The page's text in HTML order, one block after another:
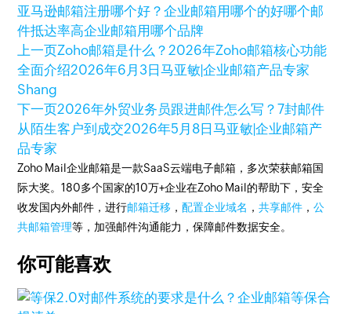
亚马逊邮箱注册哪个好？企业邮箱用哪个的好哪个邮
件抵达率高企业邮箱用哪个品牌
上一页Zoho邮箱是什么？2026年Zoho邮箱核心功能
全面介绍2026年6月3日马亚敏|企业邮箱产品专家
Shang
下一页2026年外贸业务员跟进邮件怎么写？7封邮件
从陌生客户到成交2026年5月8日马亚敏|企业邮箱产
品专家
Zoho Mail企业邮箱是一款SaaS云端电子邮箱，多次荣获邮箱国
际大奖。180多个国家的10万+企业在Zoho Mail的帮助下，安全
收发国内外邮件，进行邮箱迁移 ，配置企业域名 ，共享邮件 ，公
共邮箱管理等，加强邮件沟通能力，保障邮件数据安全。
你可能喜欢